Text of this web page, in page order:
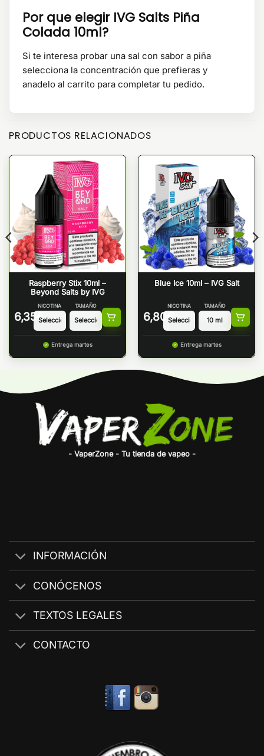
Por que elegir IVG Salts Piña
Colada 10ml?
Si te interesa probar una sal con sabor a piña
selecciona la concentración que prefieras y
anadelo al carrito para completar tu pedido.
PRODUCTOS RELACIONADOS
Raspberry Stix 10ml –
Beyond Salts by IVG
6,35 €
NICOTINA TAMAÑO
Entrega martes
Blue Ice 10ml – IVG Salt
6,80 €
NICOTINA TAMAÑO
Entrega martes
- VaperZone - Tu tienda de vapeo -
INFORMACIÓN
CONÓCENOS
TEXTOS LEGALES
CONTACTO